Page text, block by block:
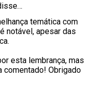
temática com
notável, apesar das
esta lembrança, mas
comentado! Obrigado